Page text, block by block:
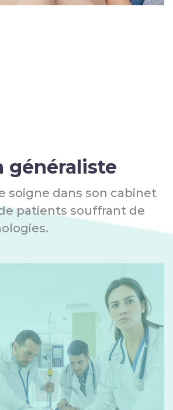
généraliste
soigne dans son cabinet
patients souffrant de